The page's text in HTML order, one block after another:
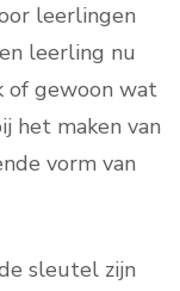
leerlingen
leerling nu
of gewoon wat
het maken van
vorm van
sleutel zijn